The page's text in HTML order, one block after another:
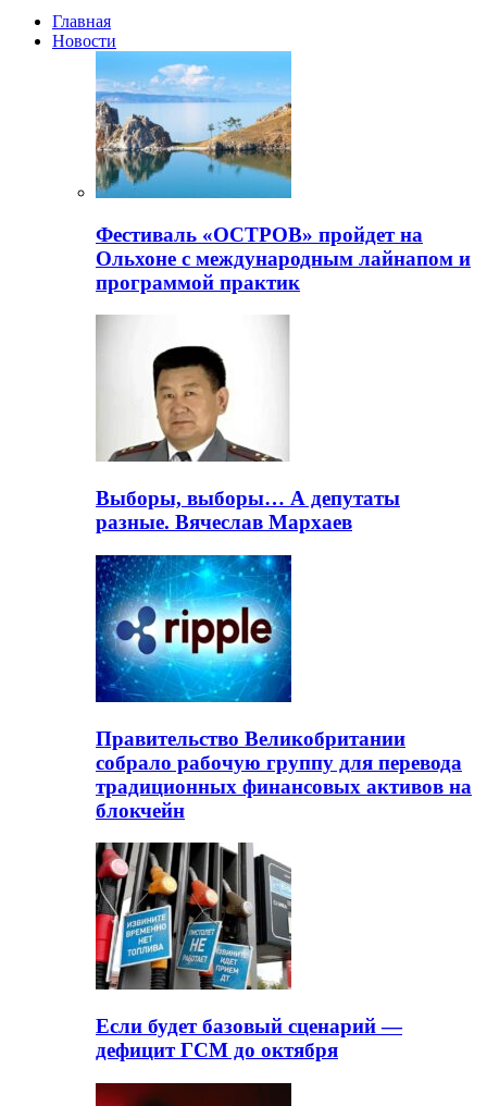
Главная
Новости
Фестиваль «ОСТРОВ» пройдет на
Ольхоне с международным лайнапом и
программой практик
Выборы, выборы… А депутаты
разные. Вячеслав Мархаев
Правительство Великобритании
собрало рабочую группу для перевода
традиционных финансовых активов на
блокчейн
Если будет базовый сценарий —
дефицит ГСМ до октября